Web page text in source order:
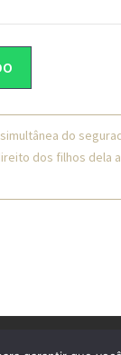
do
dos filhos dela